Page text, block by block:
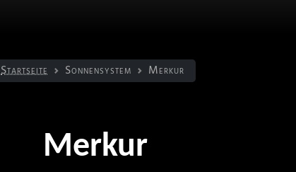
Startseite Sonnen­system Merkur
Merkur